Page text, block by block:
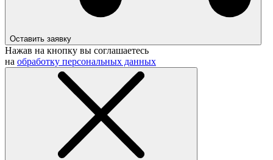
Оставить заявку
Нажав на кнопку вы соглашаетесь
на обработку персональных данных